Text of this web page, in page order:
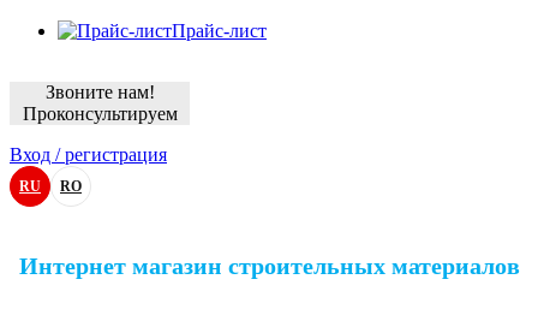
Прайс-лист
Звоните нам!
Проконсультируем
Вход / регистрация
RU RO
Интернет магазин строительных материалов